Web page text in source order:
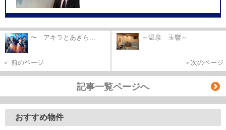
〜 アキラとあきら...
＜ 前のページ
～温泉 玉響～
＞次のページ
記事一覧ページへ
おすすめ物件